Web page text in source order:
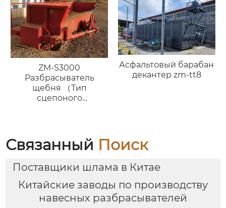
ZM-S3000
Разбрасыватель
щебня （Тип
сцепоного
Асфальтовый барабан
декантер zm-tt8
Связанный Поиск
Поставщики шлама в Китае
Китайские заводы по производству
навесных разбрасывателей